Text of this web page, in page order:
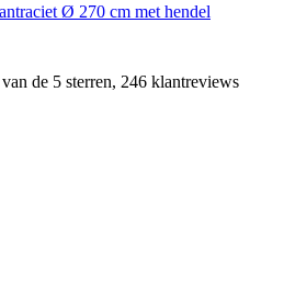
Ø 270 cm met hendel
de 5 sterren, 246 klantreviews